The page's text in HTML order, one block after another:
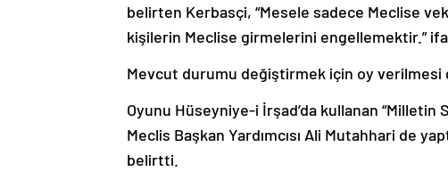
belirten Kerbasçi, “Mesele sadece Meclise
kişilerin Meclise girmelerini engellemektir.”
Mevcut durumu değiştirmek için oy verilmesi
Oyunu Hüseyniye-i İrşad’da kullanan
Meclis Başkan Yardımcısı Ali Mutahhari de
belirtti.